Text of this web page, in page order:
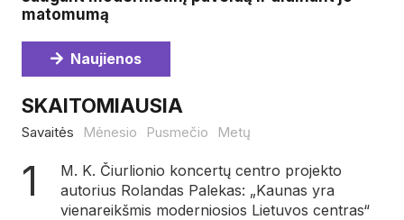
matomumą
Naujienos
SKAITOMIAUSIA
Savaitės Mėnesio Pusmečio Metų
M. K. Čiurlionio koncertų centro projekto
autorius Rolandas Palekas: „Kaunas yra
vienareikšmis moderniosios Lietuvos centras“